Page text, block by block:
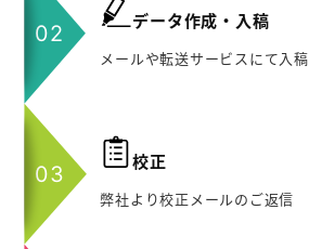
データ作成・入稿
メールや転送サービスにて入稿
校正
弊社より校正メールのご返信